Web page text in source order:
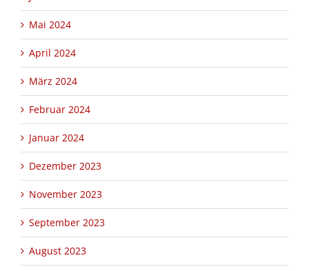
Mai 2024
April 2024
März 2024
Februar 2024
Januar 2024
Dezember 2023
November 2023
September 2023
August 2023